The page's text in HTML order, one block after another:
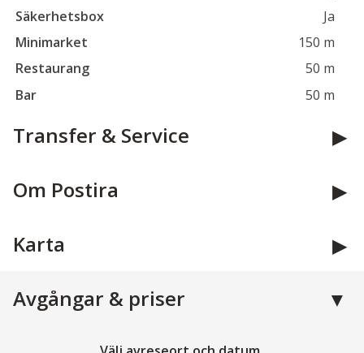
Säkerhetsbox
Ja
Minimarket
150 m
Restaurang
50 m
Bar
50 m
Transfer & Service
Om Postira
Karta
Avgångar & priser